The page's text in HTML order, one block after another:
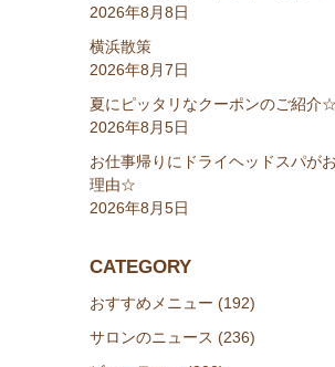
2026年8月8日
横浜散策
2026年8月7日
夏にピッタリなクーポンのご紹介☆
2026年8月5日
お仕事帰りにドライヘッドスパが
理由☆
2026年8月5日
CATEGORY
おすすめメニュー (192)
サロンのニュース (236)